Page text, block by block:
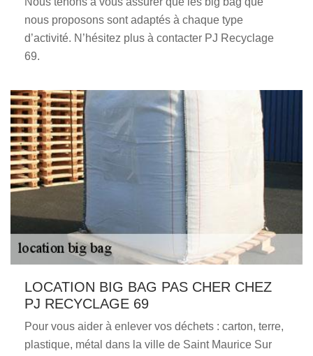
nous proposons sont adaptés à chaque type
d’activité. N’hésitez plus à contacter PJ Recyclage
69.
LOCATION BIG BAG PAS CHER CHEZ
PJ RECYCLAGE 69
Pour vous aider à enlever vos déchets : carton, terre,
plastique, métal dans la ville de Saint Maurice Sur